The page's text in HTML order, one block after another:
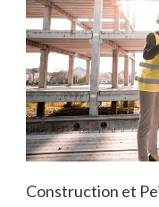
Construction et